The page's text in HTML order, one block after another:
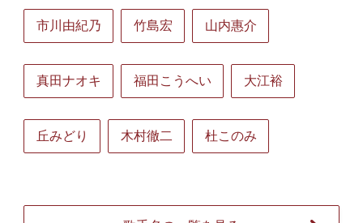
市川由紀乃 竹島宏 山内惠介
真田ナオキ 福田こうへい 大江裕
丘みどり 木村徹二 杜このみ